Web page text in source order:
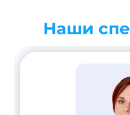
Наши